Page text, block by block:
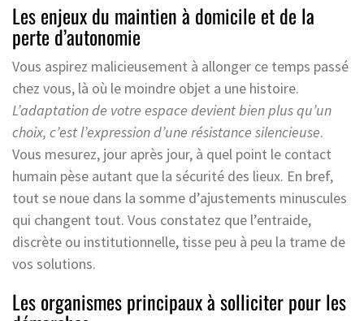
Les enjeux du maintien à domicile et de la
perte d’autonomie
Vous aspirez malicieusement à allonger ce temps passé
chez vous, là où le moindre objet a une histoire.
L’adaptation de votre espace devient bien plus qu’un
choix, c’est l’expression d’une résistance silencieuse.
Vous mesurez, jour après jour, à quel point le contact
humain pèse autant que la sécurité des lieux. En bref,
tout se noue dans la somme d’ajustements minuscules
qui changent tout. Vous constatez que l’entraide,
discrète ou institutionnelle, tisse peu à peu la trame de
vos solutions.
Les organismes principaux à solliciter pour les